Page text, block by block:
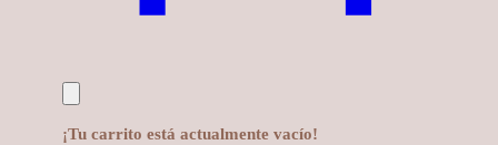
¡Tu carrito está actualmente vacío!